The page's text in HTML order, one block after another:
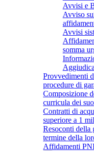
Avvisi e
Avviso
Avvisi
somma
Provvedimenti
procedure di
Composizione
curricula dei
Contratti di
superiore a 1
Resoconti della
termine della
Affidamenti